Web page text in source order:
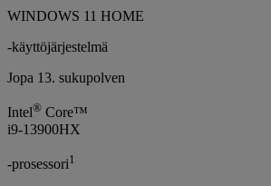
WINDOWS 11 HOME
-käyttöjärjestelmä
Jopa 13. sukupolven
Intel® Core™
i9-13900HX
-prosessori1